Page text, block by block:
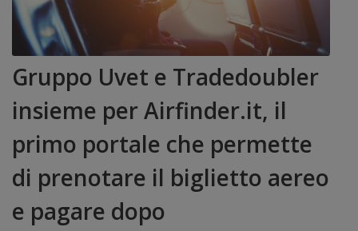
Gruppo Uvet e Tradedoubler
insieme per Airfinder.it, il
primo portale che permette
di prenotare il biglietto aereo
e pagare dopo